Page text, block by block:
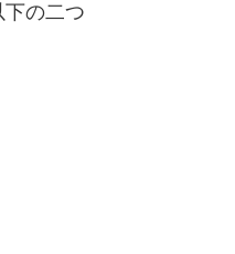
の二つ